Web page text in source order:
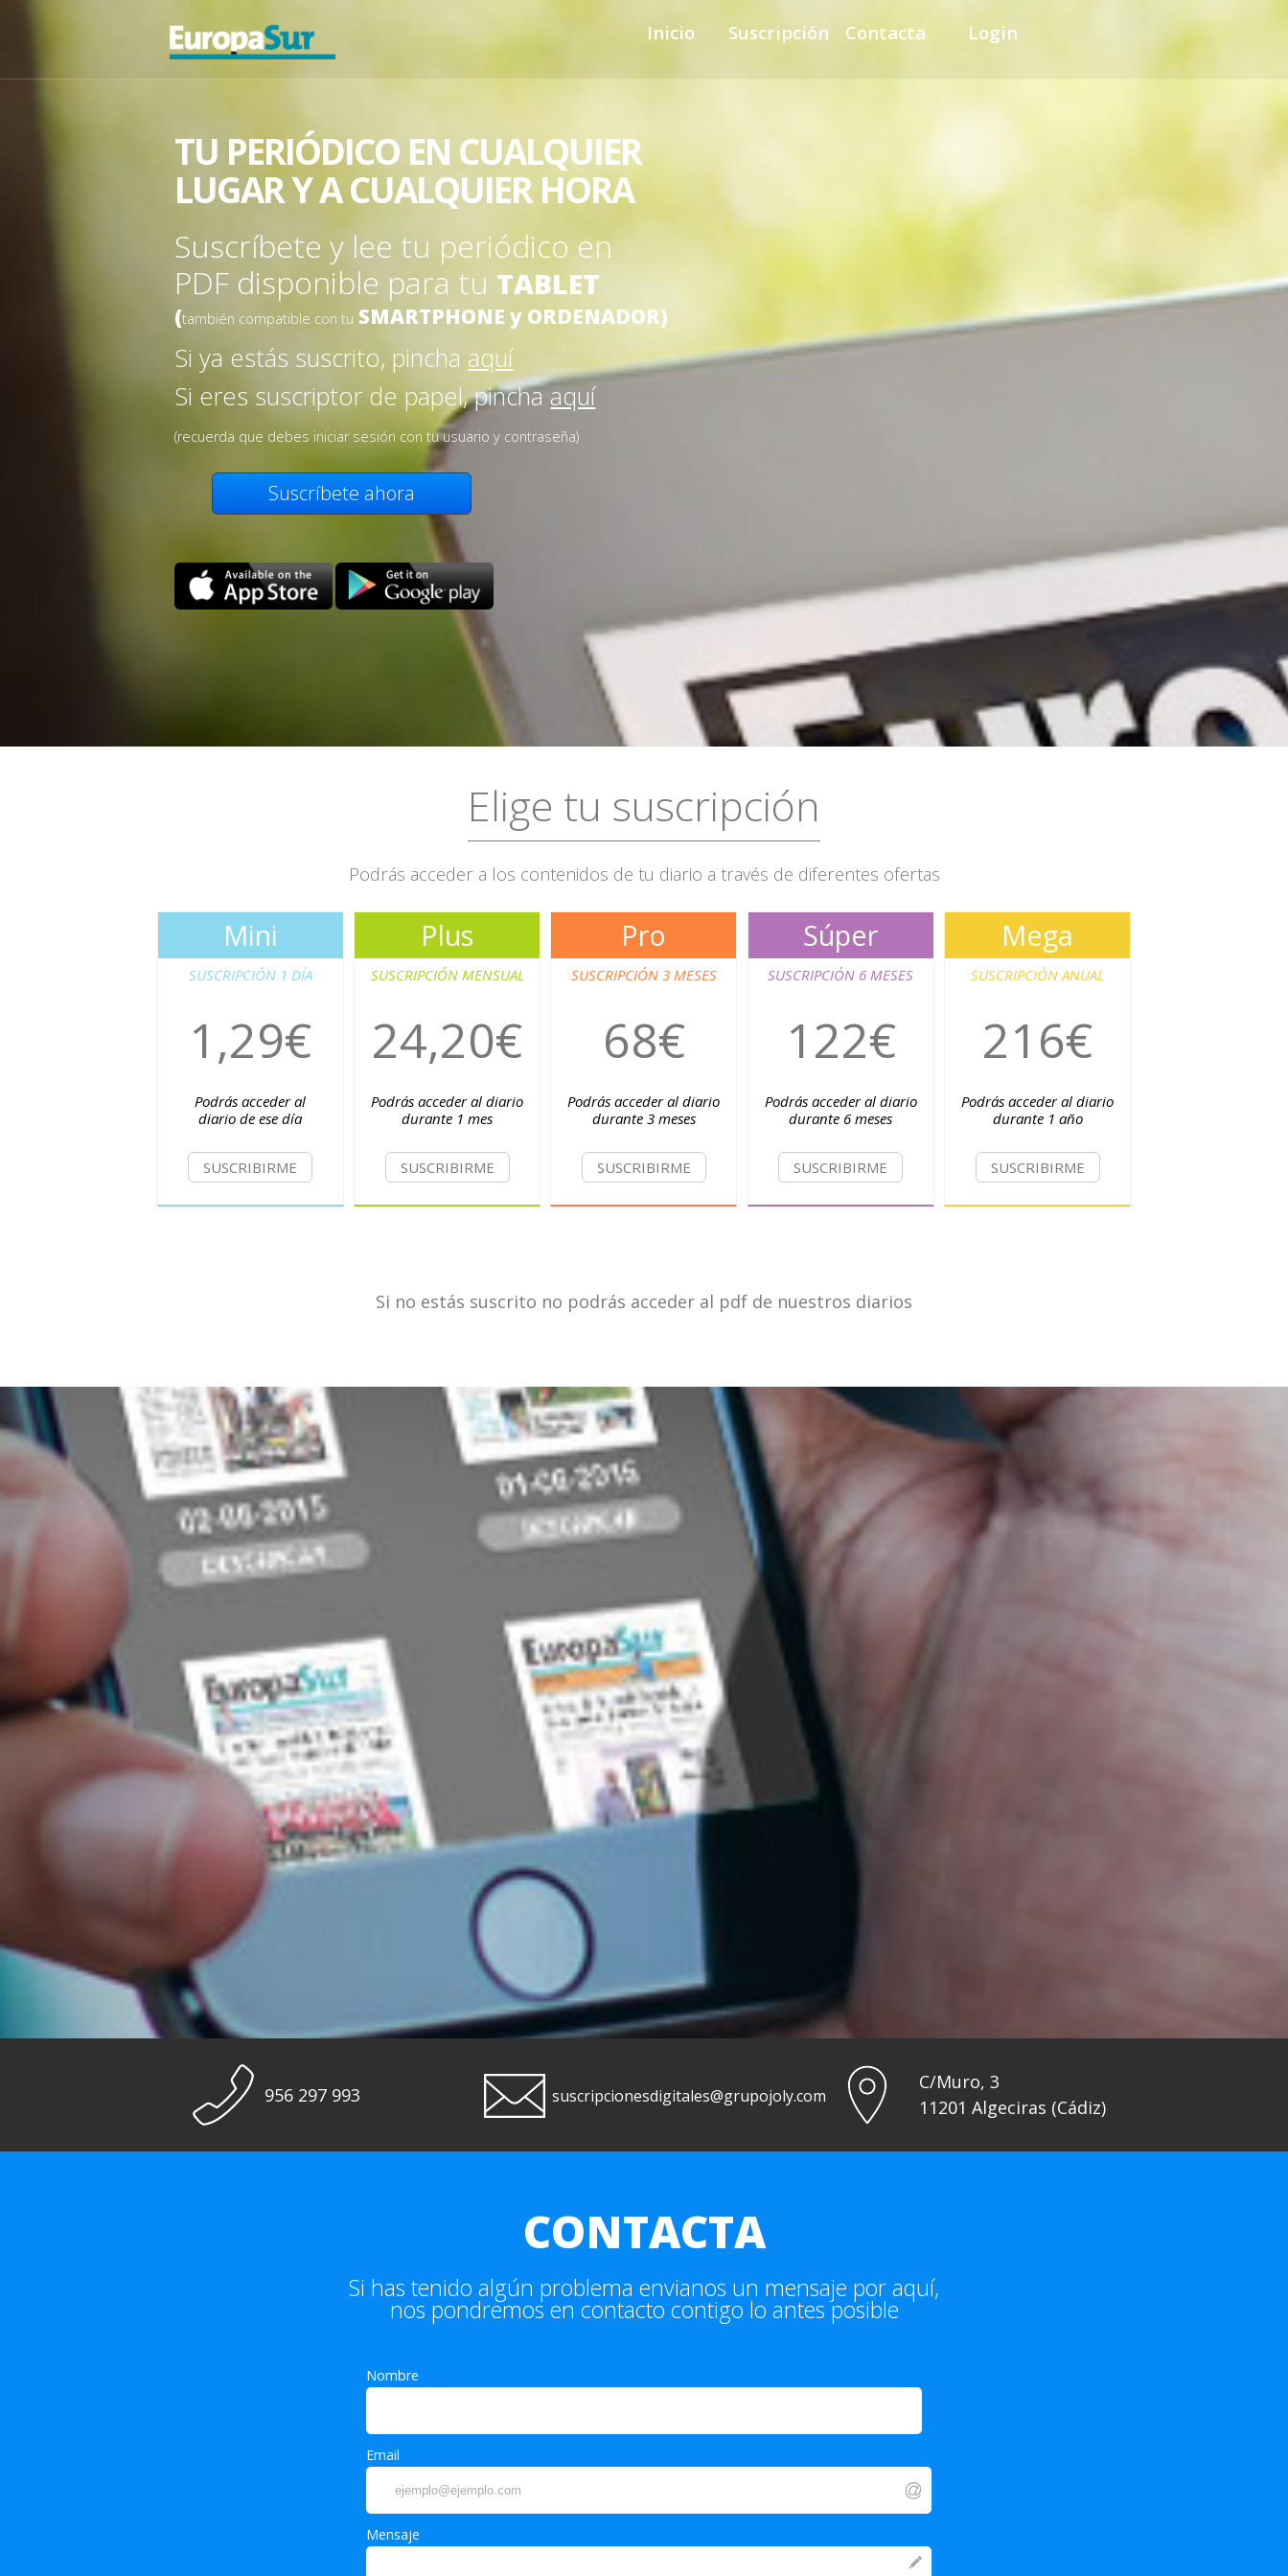
Inicio Suscripción Contacta Login
TU PERIÓDICO EN CUALQUIER
LUGAR Y A CUALQUIER HORA
Suscríbete y lee tu periódico en
PDF disponible para tu TABLET
(también compatible con tu SMARTPHONE y ORDENADOR)
Si ya estás suscrito, pincha aquí
Si eres suscriptor de papel, pinchaaquí
(recuerda que debes iniciar sesión con tu usuario y contraseña)
Suscríbete ahora
Elige tu suscripción
Podrás acceder a los contenidos de tu diario a través de diferentes ofertas
Mini
SUSCRIPCIÓN 1 DÍA
1,29€
Podrás acceder al
diario de ese día
SUSCRIBIRME
Plus
SUSCRIPCIÓN MENSUAL
24,20€
Podrás acceder al diario
durante 1 mes
SUSCRIBIRME
Pro
SUSCRIPCIÓN 3 MESES
68€
Podrás acceder al diario
durante 3 meses
SUSCRIBIRME
Súper
SUSCRIPCIÓN 6 MESES
122€
Podrás acceder al diario
durante 6 meses
SUSCRIBIRME
Mega
SUSCRIPCIÓN ANUAL
216€
Podrás acceder al diario
durante 1 año
SUSCRIBIRME
Si no estás suscrito no podrás acceder al pdf de nuestros diarios
956 297 993 suscripcionesdigitales@grupojoly.com
C/Muro, 3
11201 Algeciras (Cádiz)
CONTACTA
Si has tenido algún problema envianos un mensaje por aquí,
nos pondremos en contacto contigo lo antes posible
Nombre
Email
Mensaje